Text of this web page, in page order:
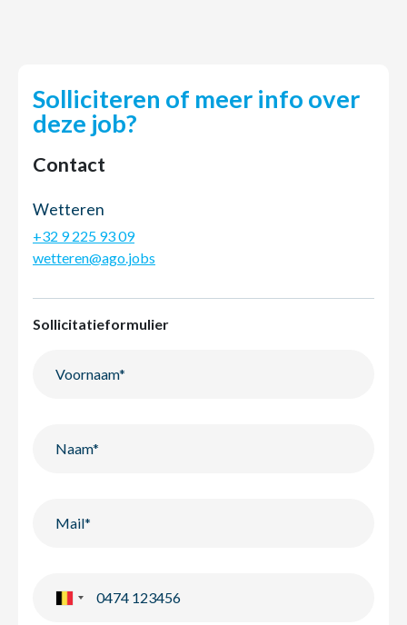
Solliciteren of meer info over
deze job?
Contact
Wetteren
+32 9 225 93 09
wetteren@ago.jobs
Sollicitatieformulier